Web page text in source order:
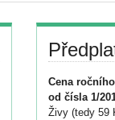
Cena
od čísla 1/
Živy (tedy 59